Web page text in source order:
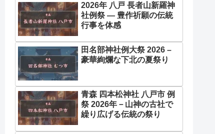
2026年 八戸 長者山新羅神
社例祭 ― 豊作祈願の伝統
行事を体感
田名部神社例大祭 2026 –
豪華絢爛な下北の夏祭り
青森 四本松神社 八戸市 例
祭 2026年－山神の古社で
繰り広げる伝統の祭り